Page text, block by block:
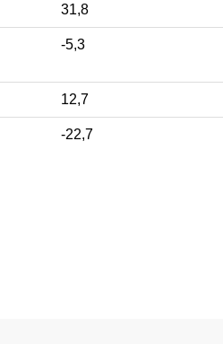
31,8
-5,3
12,7
-22,7